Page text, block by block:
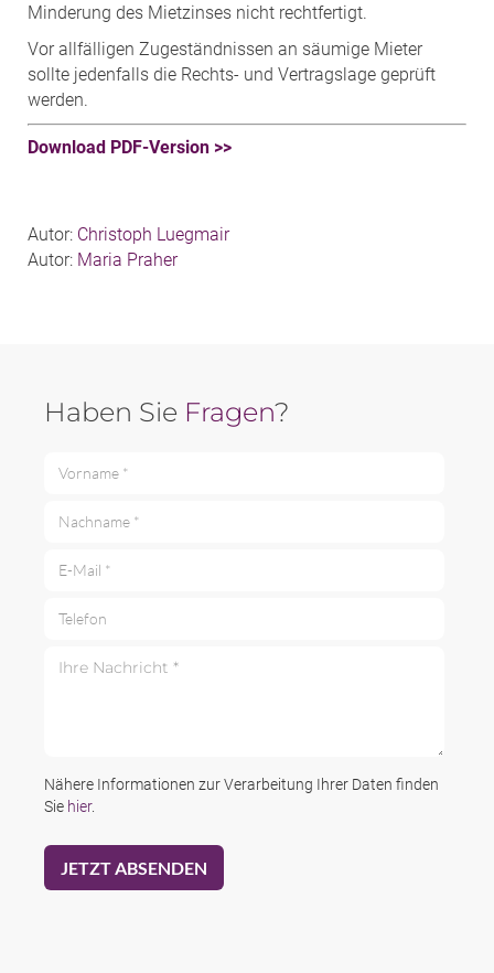
Minderung des Mietzinses nicht rechtfertigt.
Vor allfälligen Zugeständnissen an säumige Mieter
sollte jedenfalls die Rechts- und Vertragslage geprüft
werden.
Download PDF-Version >>
Autor: Christoph Luegmair
Autor: Maria Praher
Haben Sie Fragen?
Nähere Informationen zur Verarbeitung Ihrer Daten finden
Sie hier.